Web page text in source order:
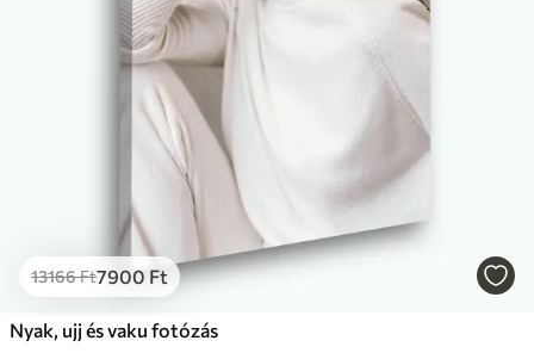
13166Ft7900 Ft
Nyak, ujj és vaku fotózás